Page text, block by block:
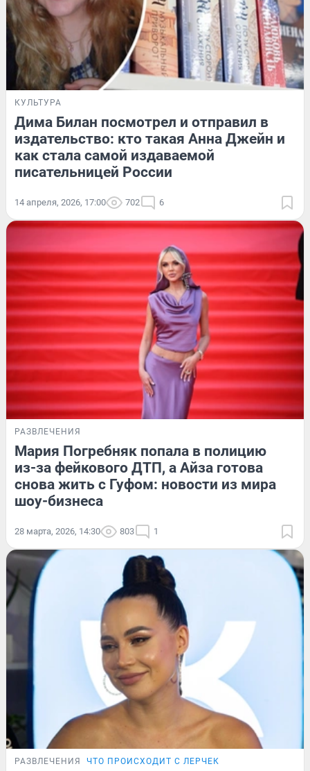
КУЛЬТУРА
Дима Билан посмотрел и отправил в
издательство: кто такая Анна Джейн и
как стала самой издаваемой
писательницей России
14 апреля, 2026, 17:00 702 6
РАЗВЛЕЧЕНИЯ
Мария Погребняк попала в полицию
из-за фейкового ДТП, а Айза готова
снова жить с Гуфом: новости из мира
шоу-бизнеса
28 марта, 2026, 14:30 803 1
РАЗВЛЕЧЕНИЯ ЧТО ПРОИСХОДИТ С ЛЕРЧЕК